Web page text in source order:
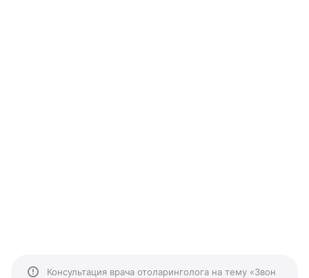
Консультация врача отоларинголога на тему «Звон